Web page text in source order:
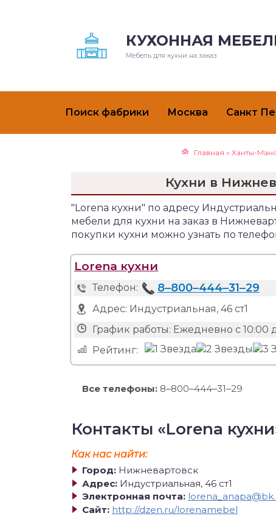
КУХОННАЯ
Мебель для кухни на заказ
Поиск фабрики Москва Санкт
Главная » Ханты-
Кухни в
"Lorena кухни" по адресу
мебели для кухни на заказ в
покупки кухни можно узнать по
Lorena кухни
Телефон: 8‒800‒444‒31‒29
Адрес: Индустриальная, 46 ст1
График работы: Ежедневно с 10:00
Рейтинг:
Все телефоны: 8‒800‒444‒31‒29
Контакты «Lorena
Как нас найти:
Город: Нижневартовск
Адрес: Индустриальная, 46 ст1
Электронная почта:
Сайт: http://dzen.ru/lorenamebel